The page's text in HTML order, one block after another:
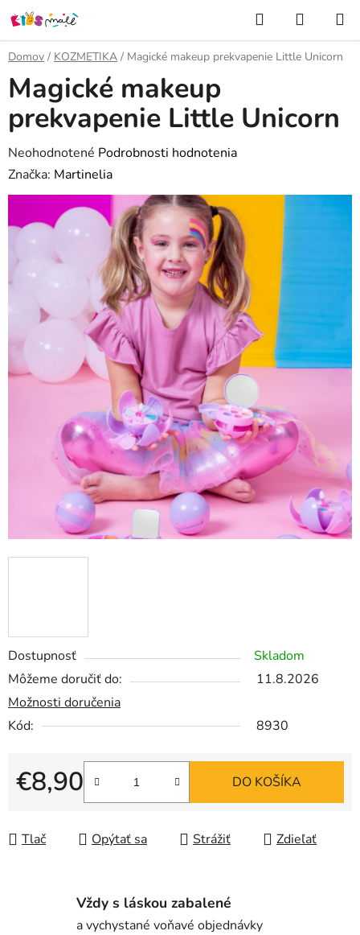
Prejsť
na
obsah
Hľadať
KOŠÍK
Domov / KOZMETIKA / Magické makeup prekvapenie Little Unicorn
Dostupnosť
Skladom
Môžeme doručiť do:
11.8.2026
Možnosti doručenia
Kód:
8930
€8,90
Jednotková cena:
DO KOŠÍKA
Tlač Opýtať sa Strážiť Zdieľať
Magické makeup
prekvapenie Little Unicorn
Priemerné
hodnotenie
produktu
5
hviezdičiek.
Neohodnotené Podrobnosti hodnotenia
Značka: Martinelia
Vždy s láskou zabalené
a vychystané voňavé objednávky